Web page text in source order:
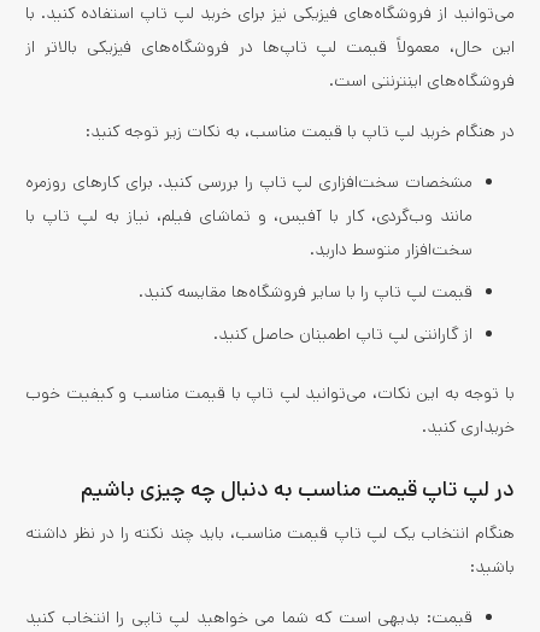
می‌توانید از فروشگاه‌های فیزیکی نیز برای خرید لپ تاپ استفاده کنید. با
این حال، معمولاً قیمت لپ تاپ‌ها در فروشگاه‌های فیزیکی بالاتر از
فروشگاه‌های اینترنتی است.
در هنگام خرید لپ تاپ با قیمت مناسب، به نکات زیر توجه کنید:
مشخصات سخت‌افزاری لپ تاپ را بررسی کنید. برای کارهای روزمره
مانند وب‌گردی، کار با آفیس، و تماشای فیلم، نیاز به لپ تاپ با
سخت‌افزار متوسط دارید.
قیمت لپ تاپ را با سایر فروشگاه‌ها مقایسه کنید.
از گارانتی لپ تاپ اطمینان حاصل کنید.
با توجه به این نکات، می‌توانید لپ تاپ با قیمت مناسب و کیفیت خوب
خریداری کنید.
در لپ تاپ قیمت مناسب به دنبال چه چیزی باشیم
هنگام انتخاب یک لپ تاپ قیمت مناسب، باید چند نکته را در نظر داشته
باشید:
قیمت: بدیهی است که شما می خواهید لپ تاپی را انتخاب کنید